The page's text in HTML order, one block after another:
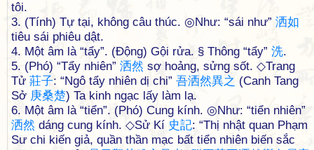
tôi.
3. (Tính) Tự tại, không câu thúc. ◎Như: “sái như” 洒如
tiêu sái phiêu dật.
4. Một âm là “tẩy”. (Động) Gội rửa. § Thông “tẩy” 洗.
5. (Phó) “Tẩy nhiên” 洒然 sợ hoảng, sửng sốt. ◇Trang
Tử 莊子: “Ngô tẩy nhiên dị chi” 吾洒然異之 (Canh Tang
Sở 庚桑楚) Ta kinh ngạc lấy làm lạ.
6. Một âm là “tiển”. (Phó) Cung kính. ◎Như: “tiển nhiên”
洒然 dáng cung kính. ◇Sử Kí 史記: “Thị nhật quan Phạm
Sư chi kiến giả, quần thần mạc bất tiển nhiên biến sắc